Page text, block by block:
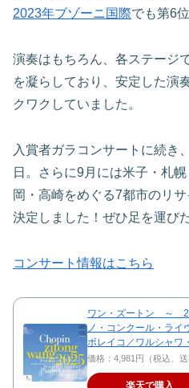
2023年ブゾーニ国際でも第6
演奏はもちろん、各ステージ
を凝らしており、安定した演
クワクしていました。
入賞者ガラコンサートに続き
日。さらに9月には米子・札
岡・高崎をめぐる7都市のリ
決定しました！ぜひ足を運び
コンサート情報はこちら
ワン・ズートン ～
ノ・コンクール・ライ
ボレイコ／ワルシャワ
価格：4,981円（税込、